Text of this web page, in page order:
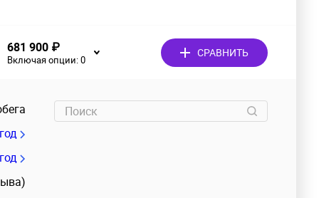
681 900 ₽
Включая опции:0
СРАВНИТЬ